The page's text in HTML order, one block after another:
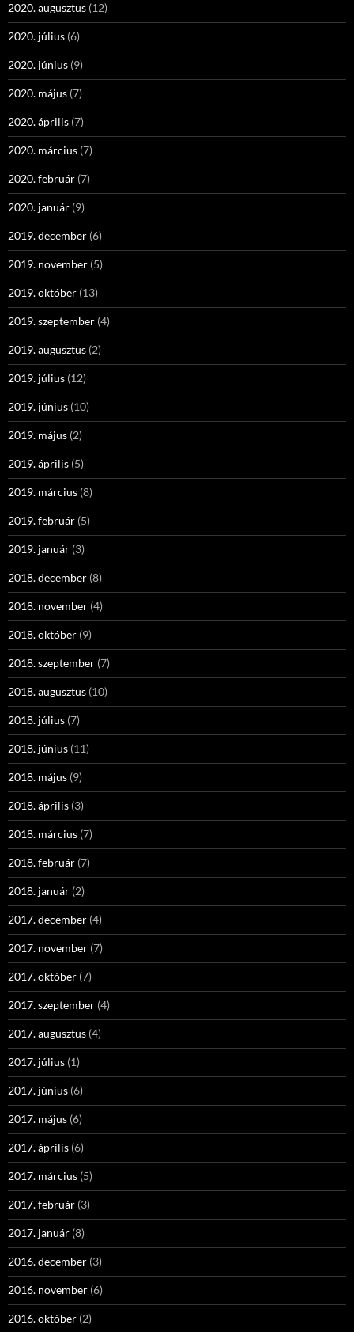
2020. augusztus (12)
2020. július (6)
2020. június (9)
2020. május (7)
2020. április (7)
2020. március (7)
2020. február (7)
2020. január (9)
2019. december (6)
2019. november (5)
2019. október (13)
2019. szeptember (4)
2019. augusztus (2)
2019. július (12)
2019. június (10)
2019. május (2)
2019. április (5)
2019. március (8)
2019. február (5)
2019. január (3)
2018. december (8)
2018. november (4)
2018. október (9)
2018. szeptember (7)
2018. augusztus (10)
2018. július (7)
2018. június (11)
2018. május (9)
2018. április (3)
2018. március (7)
2018. február (7)
2018. január (2)
2017. december (4)
2017. november (7)
2017. október (7)
2017. szeptember (4)
2017. augusztus (4)
2017. július (1)
2017. június (6)
2017. május (6)
2017. április (6)
2017. március (5)
2017. február (3)
2017. január (8)
2016. december (3)
2016. november (6)
2016. október (2)